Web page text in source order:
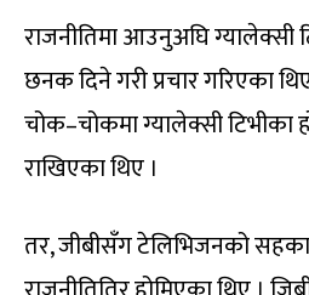
राजनीतिमा आउनुअघि ग्यालेक्सी
छनक दिने गरी प्रचार गरिएका
चोक–चोकमा ग्यालेक्सी टिभीका
राखिएका थिए ।
तर, जीबीसँग टेलिभिजनको